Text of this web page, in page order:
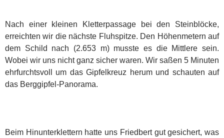
Nach einer kleinen Kletterpassage bei den Steinblöcke,
erreichten wir die nächste Fluhspitze. Den Höhenmetern auf
dem Schild nach (2.653 m) musste es die Mittlere sein.
Wobei wir uns nicht ganz sicher waren. Wir saßen 5 Minuten
ehrfurchtsvoll um das Gipfelkreuz herum und schauten auf
das Berggipfel-Panorama.
Beim Hinunterklettern hatte uns Friedbert gut gesichert, was